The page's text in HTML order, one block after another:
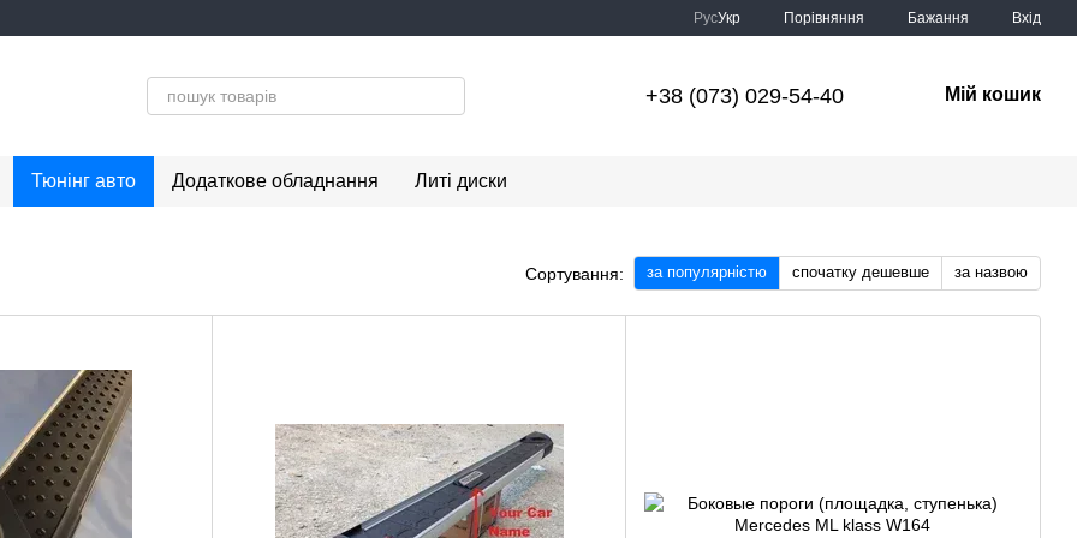
РусУкр Порівняння Бажання Вхід
+38 (073) 029-54-40 Мій кошик
Тюнінг авто Додаткове обладнання Литі диски
Сортування: за популярністю спочатку дешевше за назвою